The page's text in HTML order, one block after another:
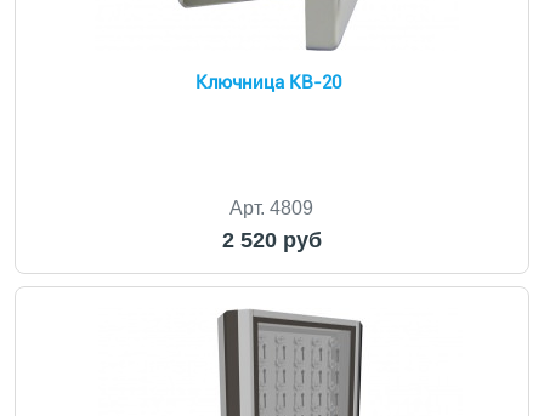
Ключница KB-20
Арт. 4809
2 520 руб